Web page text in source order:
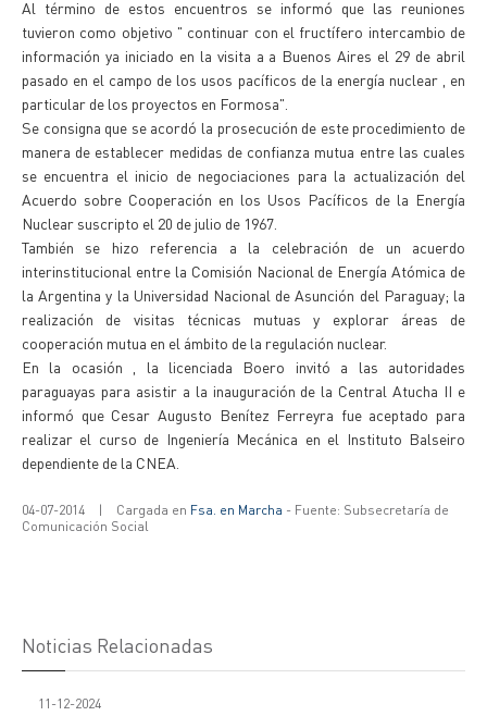
Al término de estos encuentros se informó que las reuniones
tuvieron como objetivo " continuar con el fructífero intercambio de
información ya iniciado en la visita a a Buenos Aires el 29 de abril
pasado en el campo de los usos pacíficos de la energía nuclear , en
particular de los proyectos en Formosa".
Se consigna que se acordó la prosecución de este procedimiento de
manera de establecer medidas de confianza mutua entre las cuales
se encuentra el inicio de negociaciones para la actualización del
Acuerdo sobre Cooperación en los Usos Pacíficos de la Energía
Nuclear suscripto el 20 de julio de 1967.
También se hizo referencia a la celebración de un acuerdo
interinstitucional entre la Comisión Nacional de Energía Atómica de
la Argentina y la Universidad Nacional de Asunción del Paraguay; la
realización de visitas técnicas mutuas y explorar áreas de
cooperación mutua en el ámbito de la regulación nuclear.
En la ocasión , la licenciada Boero invitó a las autoridades
paraguayas para asistir a la inauguración de la Central Atucha II e
informó que Cesar Augusto Benítez Ferreyra fue aceptado para
realizar el curso de Ingeniería Mecánica en el Instituto Balseiro
dependiente de la CNEA.
04-07-2014 | Cargada en Fsa. en Marcha - Fuente: Subsecretaría de
Comunicación Social
Noticias Relacionadas
11-12-2024